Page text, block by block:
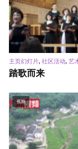
主页幻灯片, 社区活动, 艺
踏歌而来
视频